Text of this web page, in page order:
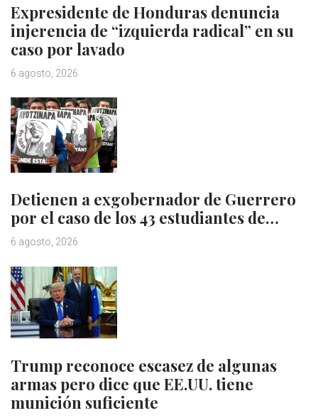
Expresidente de Honduras denuncia
injerencia de “izquierda radical” en su
caso por lavado
6 agosto, 2026
Detienen a exgobernador de Guerrero
por el caso de los 43 estudiantes de…
6 agosto, 2026
Trump reconoce escasez de algunas
armas pero dice que EE.UU. tiene
munición suficiente